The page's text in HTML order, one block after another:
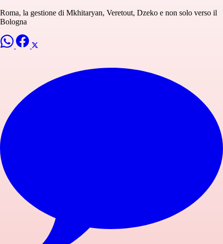
Roma, la gestione di Mkhitaryan, Veretout, Dzeko e non solo verso il
Bologna